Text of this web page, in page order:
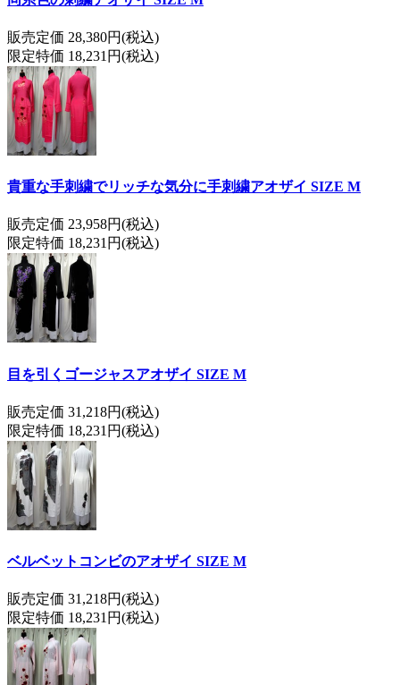
販売定価 28,380円(税込)
限定特価 18,231円(税込)
貴重な手刺繍でリッチな気分に手刺繍アオザイ SIZE M
販売定価 23,958円(税込)
限定特価 18,231円(税込)
目を引くゴージャスアオザイ SIZE M
販売定価 31,218円(税込)
限定特価 18,231円(税込)
ベルベットコンビのアオザイ SIZE M
販売定価 31,218円(税込)
限定特価 18,231円(税込)